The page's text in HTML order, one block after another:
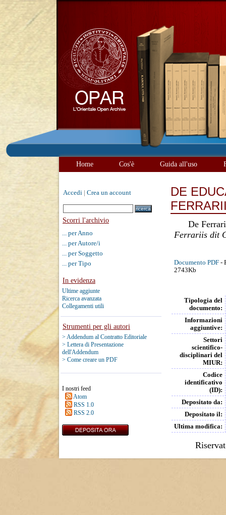
Home Cos'è Guida all'uso
Accedi Crea un account
Scorri l'archivio
... per Anno
... per Autore/i
... per Soggetto
... per Tipo
In evidenza
Ultime aggiunte
Ricerca avanzata
Collegamenti utili
Strumenti per gli autori
> Addendum al Contratto Editoriale
> Lettera di Presentazione
dell'Addendum
> Come creare un PDF
I nostri feed
Atom
RSS 1.0
RSS 2.0
DE
De
Ferrariis dit
Documento PDF -
2743Kb
Tipologia del
documento:
Informazioni
aggiuntive:
Settori
scientifico-
disciplinari del
MIUR:
Codice
identificativo
(ID):
Depositato da:
Depositato il:
Ultima modifica: